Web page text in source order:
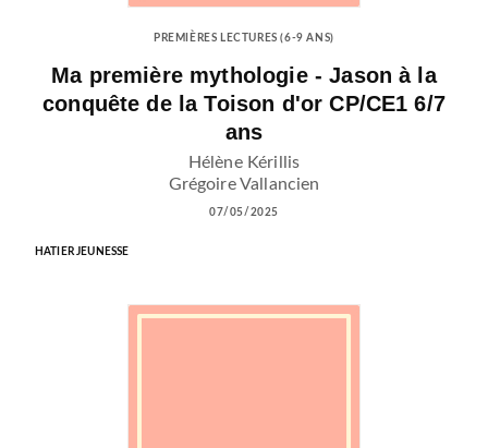
PREMIÈRES LECTURES (6-9 ANS)
Ma première mythologie - Jason à la
conquête de la Toison d'or CP/CE1 6/7
ans
Hélène Kérillis
Grégoire Vallancien
07/05/2025
HATIER JEUNESSE